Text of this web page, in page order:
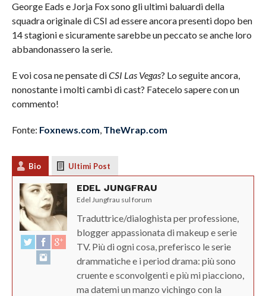
George Eads e Jorja Fox sono gli ultimi baluardi della
squadra originale di CSI ad essere ancora presenti dopo ben
14 stagioni e sicuramente sarebbe un peccato se anche loro
abbandonassero la serie.
E voi cosa ne pensate diCSI Las Vegas? Lo seguite ancora,
nonostante i molti cambi di cast? Fatecelo sapere con un
commento!
Fonte: Foxnews.com, TheWrap.com
Bio Ultimi Post
EDEL JUNGFRAU
Edel Jungfrau sul forum
Traduttrice/dialoghista per professione,
blogger appassionata di makeup e serie
TV. Più di ogni cosa, preferisco le serie
drammatiche e i period drama: più sono
cruente e sconvolgenti e più mi piacciono,
ma datemi un manzo vichingo con la